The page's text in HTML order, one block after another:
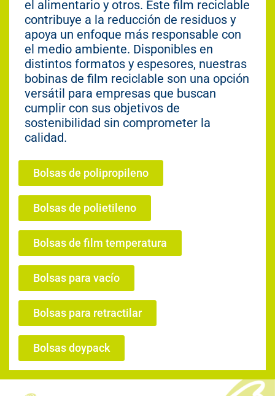
el alimentario y otros. Este film reciclable
contribuye a la reducción de residuos y
apoya un enfoque más responsable con
el medio ambiente. Disponibles en
distintos formatos y espesores, nuestras
bobinas de film reciclable son una opción
versátil para empresas que buscan
cumplir con sus objetivos de
sostenibilidad sin comprometer la
calidad.
Bolsas de polipropileno
Bolsas de polietileno
Bolsas de film temperatura
Bolsas para vacío
Bolsas para retractilar
Bolsas doypack